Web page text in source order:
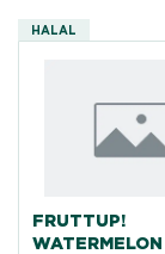
HALAL
FRUTTUP!
WATERMELON